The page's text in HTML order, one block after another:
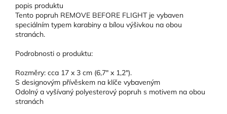
popis produktu
Tento popruh REMOVE BEFORE FLIGHT je vybaven
speciálním typem karabiny a bílou výšivkou na obou
stranách.
Podrobnosti o produktu:
Rozměry: cca 17 x 3 cm (6,7" x 1,2").
S designovým přívěskem na klíče vybaveným
Odolný a vyšívaný polyesterový popruh s motivem na obou
stranách